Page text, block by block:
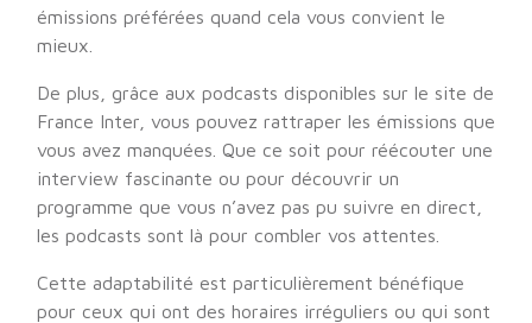
émissions préférées quand cela vous convient le
mieux.
De plus, grâce aux podcasts disponibles sur le site de
France Inter, vous pouvez rattraper les émissions que
vous avez manquées. Que ce soit pour réécouter une
interview fascinante ou pour découvrir un
programme que vous n’avez pas pu suivre en direct,
les podcasts sont là pour combler vos attentes.
Cette adaptabilité est particulièrement bénéfique
pour ceux qui ont des horaires irréguliers ou qui sont